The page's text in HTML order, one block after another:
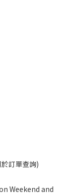
訂單查詢)
Weekend and